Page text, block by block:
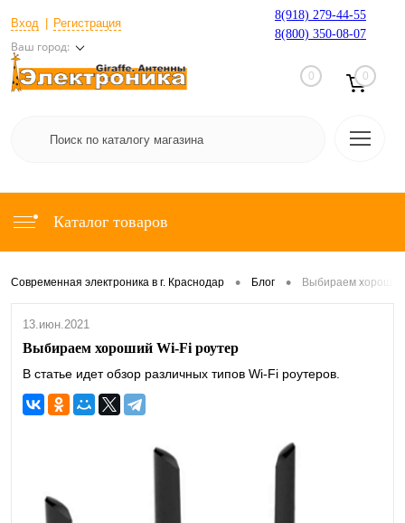
Вход Регистрация
Ваш город:
8(918) 279-44-55
8(800) 350-08-07
0 0
Каталог товаров
Современная электроника в г. Краснодар • Блог • Выбираем хороший
13.июн.2021
Выбираем хороший Wi-Fi роутер
В статье идет обзор различных типов Wi-Fi роутеров.